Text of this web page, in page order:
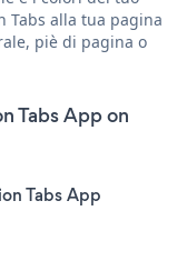
Tabs alla tua pagina
piè di pagina o
Tabs App on
Tabs App